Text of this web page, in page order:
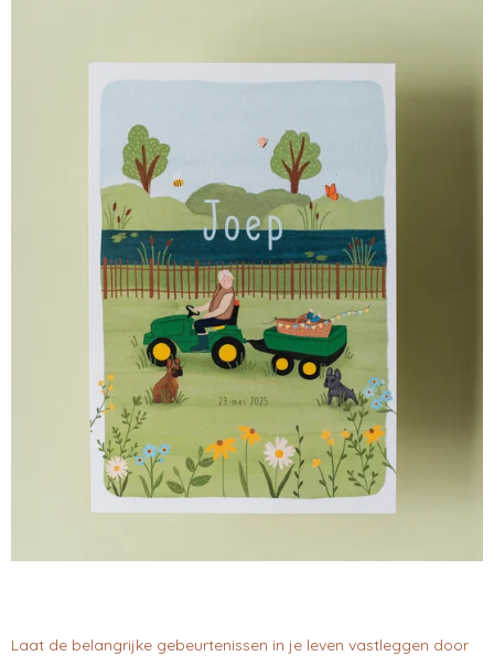
Laat de belangrijke gebeurtenissen in je leven vastleggen door